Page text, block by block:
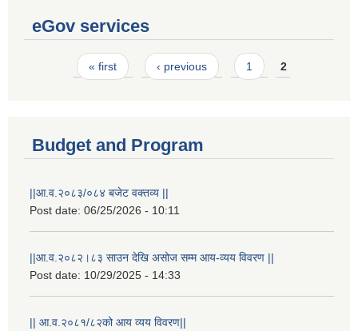
eGov services
Pages« first ‹ previous 1 2
Budget and Program
||आ.व.२०८३/०८४ बजेट वक्तव्य ||
Post date: 06/25/2026 - 10:11
||आ.व.२०८२।८३ साउन देखि असोज सम्म आय-व्यय विवरण ||
Post date: 10/29/2025 - 14:33
|| आ.व.२०८१/८२को आय व्यय विवरण||